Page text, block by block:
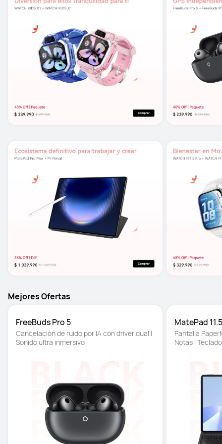
Mejores Ofertas
FreeBuds Pro 5
Cancelación de ruido por IA con driver dual |
Sonido ultra inmersivo
MatePad
Pantalla
Notas |